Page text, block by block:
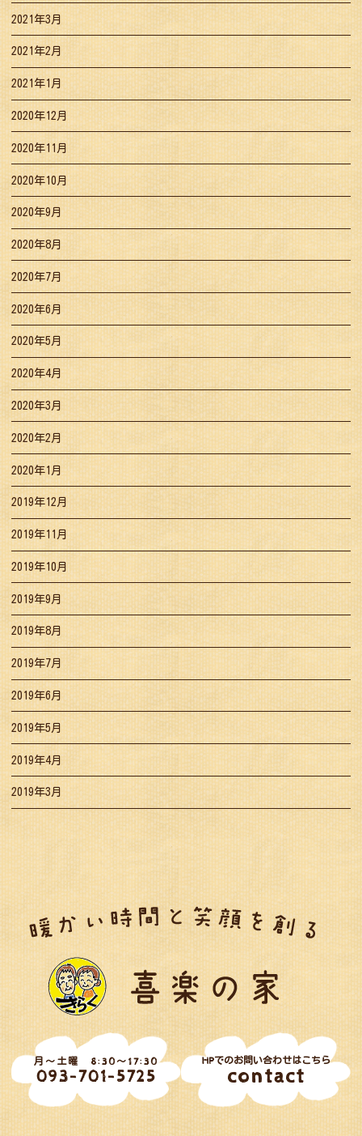
2021年3月
2021年2月
2021年1月
2020年12月
2020年11月
2020年10月
2020年9月
2020年8月
2020年7月
2020年6月
2020年5月
2020年4月
2020年3月
2020年2月
2020年1月
2019年12月
2019年11月
2019年10月
2019年9月
2019年8月
2019年7月
2019年6月
2019年5月
2019年4月
2019年3月
月～土曜 8:30～17:30
093-701-5725
HPでのお問い合わせはこちら
contact